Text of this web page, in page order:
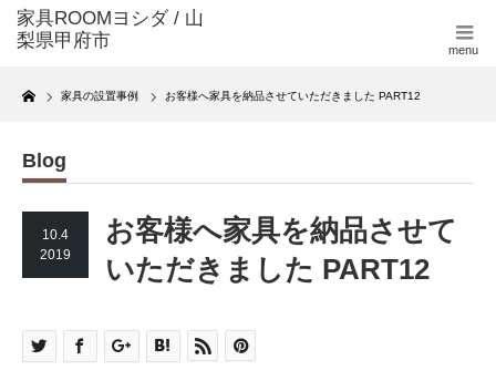
menu
Home
家具の設置事例 お客様へ家具を納品させていただきました PART12
Blog
10.4
2019
お客様へ家具を納品させて
いただきました PART12